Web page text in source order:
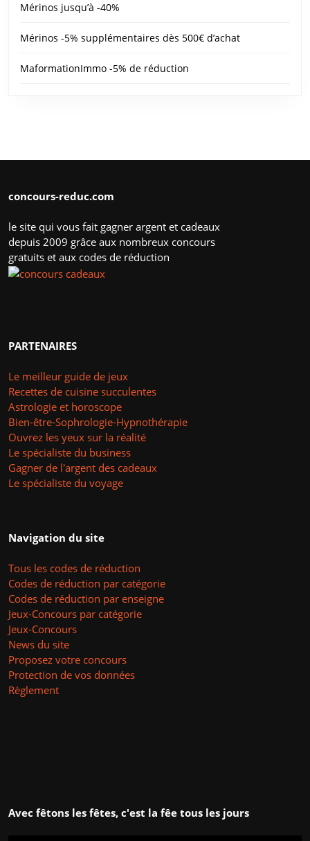
Mérinos jusqu’à -40%
Mérinos -5% supplémentaires dès 500€ d’achat
MaformationImmo -5% de réduction
concours-reduc.com
le site qui vous fait gagner argent et cadeaux
depuis 2009 grâce aux nombreux concours
gratuits et aux codes de réduction
PARTENAIRES
Le meilleur guide de jeux
Recettes de cuisine succulentes
Astrologie et horoscope
Bien-être-Sophrologie-Hypnothérapie
Ouvrez les yeux sur la réalité
Le spécialiste du business
Gagner de l'argent des cadeaux
Le spécialiste du voyage
Navigation du site
Tous les codes de réduction
Codes de réduction par catégorie
Codes de réduction par enseigne
Jeux-Concours par catégorie
Jeux-Concours
News du site
Proposez votre concours
Protection de vos données
Règlement
Avec fêtons les fêtes, c'est la fêe tous les jours